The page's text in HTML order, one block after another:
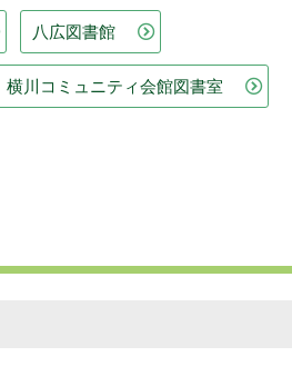
八広図書館
横川コミュニティ会館図書室